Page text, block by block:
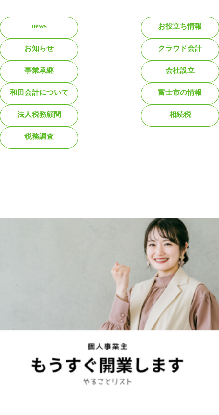
news お役立ち情報
お知らせ クラウド会計
事業承継 会社設立
和田会計について 富士市の情報
法人税務顧問 相続税
税務調査